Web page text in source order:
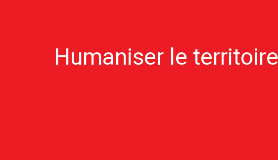
Humaniser le territoire